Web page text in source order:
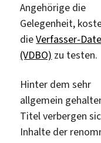
Angehörige die
Gelegenheit,
dieVerfasser-
(VDBO) zu testen.
Hinter dem sehr
allgemein
Titel verbergen
Inhalte der